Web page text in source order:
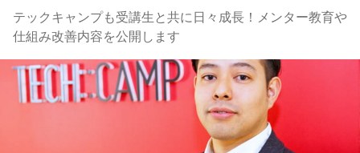
テックキャンプも受講生と共に日々成長！メンター教育や
仕組み改善内容を公開します